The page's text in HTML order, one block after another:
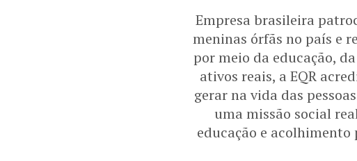
Empresa brasileira
meninas órfãs no país e
por meio da educação,
ativos reais, a EQR
gerar na vida das
uma missão social
educação e